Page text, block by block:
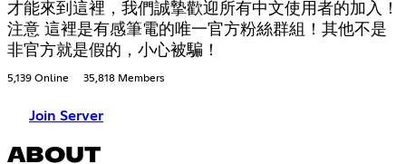
才能來到這裡，我們誠摯歡迎所有中文使用者的加入！
注意 這裡是有感筆電的唯一官方粉絲群組！其他不是
非官方就是假的，小心被騙！
5,139 Online 35,818 Members
Join Server
ABOUT